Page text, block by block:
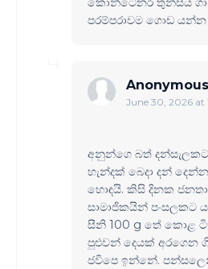
පරම්පරාවම ගොඩ
Anonymous
June 30, 2026 at
අනුන්ගෙ බත්
හැන්දක් බෙදා දන්
හොඳයි. කිසි දිනක
සාමාජිකයින් පංසලකට
සීනි 100 g තේ කොළ
පුළුවන් දෙයක් අරගෙන
ජවිපෙ ඉන්නේ.